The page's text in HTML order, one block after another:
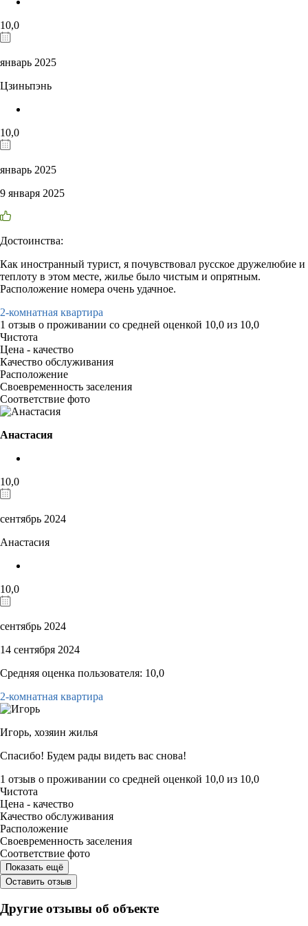
10,0
январь 2025
Цзиньпэнь
10,0
январь 2025
9 января 2025
Достоинства:
Как иностранный турист, я почувствовал русское дружелюбие и
теплоту в этом месте, жилье было чистым и опрятным.
Расположение номера очень удачное.
2-комнатная квартира
1 отзыв о проживании со средней оценкой 10,0 из 10,0
Чистота
Цена - качество
Качество обслуживания
Расположение
Своевременность заселения
Соответствие фото
Анастасия
10,0
сентябрь 2024
Анастасия
10,0
сентябрь 2024
14 сентября 2024
Средняя оценка пользователя: 10,0
2-комнатная квартира
Игорь, хозяин жилья
Спасибо! Будем рады видеть вас снова!
1 отзыв о проживании со средней оценкой 10,0 из 10,0
Чистота
Цена - качество
Качество обслуживания
Расположение
Своевременность заселения
Соответствие фото
Показать ещё
Оставить отзыв
Другие отзывы об объекте